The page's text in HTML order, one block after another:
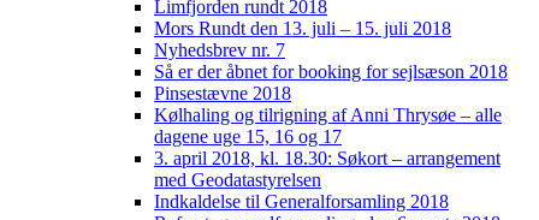
Limfjorden rundt 2018
Mors Rundt den 13. juli – 15. juli 2018
Nyhedsbrev nr. 7
Så er der åbnet for booking for sejlsæson 2018
Pinsestævne 2018
Kølhaling og tilrigning af Anni Thrysøe – alle
dagene uge 15, 16 og 17
3. april 2018, kl. 18.30: Søkort – arrangement
med Geodatastyrelsen
Indkaldelse til Generalforsamling 2018